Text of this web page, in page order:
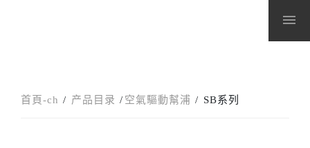
menu
首頁-ch 产品目录 空氣驅動幫浦 SB系列